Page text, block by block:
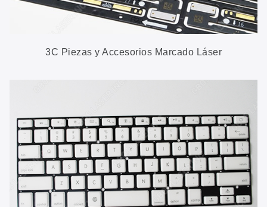
3C Piezas y Accesorios Marcado Láser